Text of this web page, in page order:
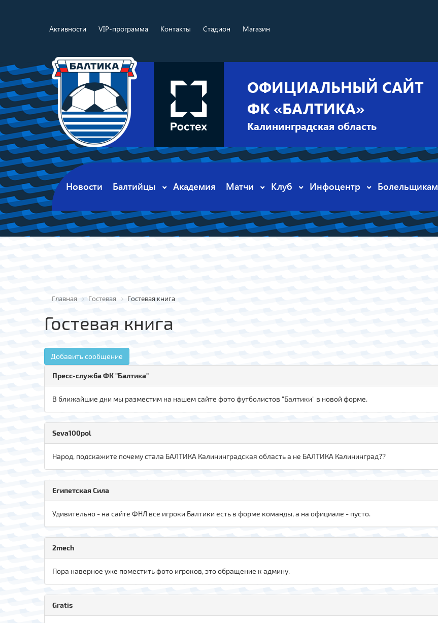
Активности VIP-программа Контакты Стадион Магазин
ОФИЦИАЛЬНЫЙ САЙТ
ФК «БАЛТИКА»
Калининградская область
Новости Балтийцы Академия Матчи Клуб Инфоцентр Болельщикам
Главная Гостевая Гостевая книга
Гостевая книга
Добавить сообщение
Пресс-служба ФК "Балтика"
В ближайшие дни мы разместим на нашем сайте фото футболистов "Балтики" в новой форме.
Seva100pol
Народ, подскажите почему стала БАЛТИКА Калининградская область а не БАЛТИКА Калининград??
Египетская Сила
Удивительно - на сайте ФНЛ все игроки Балтики есть в форме команды, а на официале - пусто.
2mech
Пора наверное уже поместить фото игроков, это обращение к админу.
Gratis